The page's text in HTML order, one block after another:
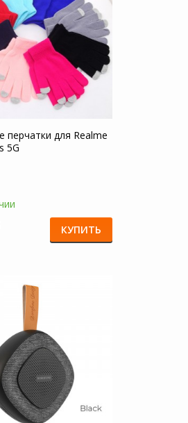
перчатки для Realme
5G
КУПИТЬ